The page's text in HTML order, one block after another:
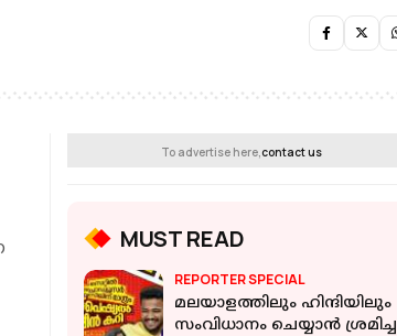
To advertise here, contact us
MUST READ
REPORTER SPECIAL
മലയാളത്തിലും ഹിന്ദിയിലും
സംവിധാനം ചെയ്യാൻ ശ്രമിച്ച